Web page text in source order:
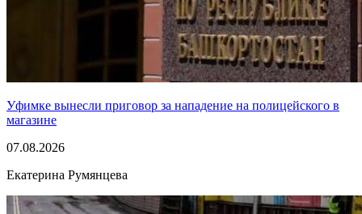
Уфимке вынесли приговор за нападение на полицейского в
магазине
07.08.2026
Екатерина Румянцева